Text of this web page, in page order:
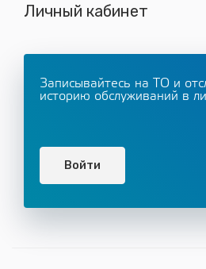
Личный кабинет
Записывайтесь на ТО и
историю обслуживаний в
Войти